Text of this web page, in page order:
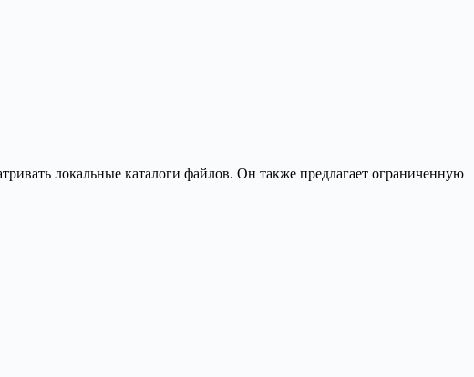
локальные каталоги файлов. Он также предлагает ограниченную